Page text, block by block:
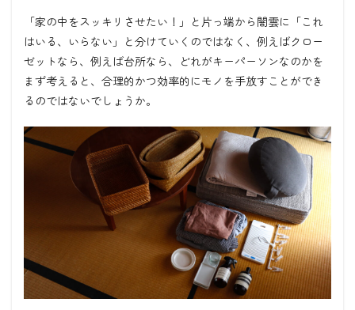
「家の中をスッキリさせたい！」と片っ端から闇雲に「これ
はいる、いらない」と分けていくのではなく、例えばクロー
ゼットなら、例えば台所なら、どれがキーパーソンなのかを
まず考えると、合理的かつ効率的にモノを手放すことができ
るのではないでしょうか。